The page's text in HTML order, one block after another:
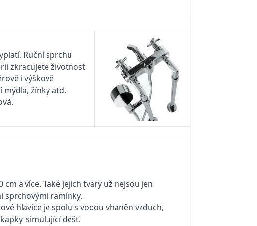
Ruční sprchu
zkracujete životnost
i výškově
mýdla, žínky atd.
a více. Také jejich tvary už nejsou jen
sprchovými ramínky.
hlavice je spolu s vodou vháněn vzduch,
simulující déšť.